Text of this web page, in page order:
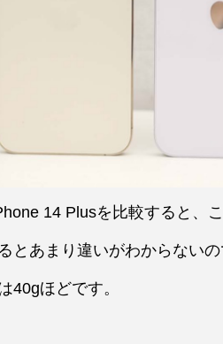
14 Plusを比較すると、
とあまり違いがわからない
40gほどです。